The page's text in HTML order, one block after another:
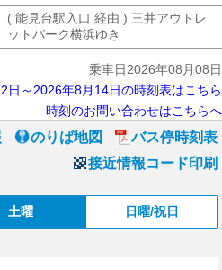
( 能見台駅入口 経由 ) 三井アウトレ
ットパーク横浜ゆき
乗車日2026年08月08日
日～2026年8月14日の時刻表はこちら
時刻のお問い合わせはこちらへ
のりば地図
バス停時刻表
接近情報コード印刷
土曜 日曜/祝日